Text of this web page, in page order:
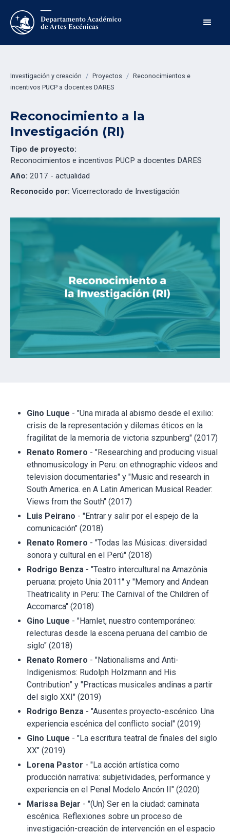
Investigación y creación / Proyectos / Reconocimientos e
incentivos PUCP a docentes DARES
Reconocimiento a la
Investigación (RI)
Tipo de proyecto:
Reconocimientos e incentivos PUCP a docentes DARES
Año: 2017 - actualidad
Reconocido por: Vicerrectorado de Investigación
Gino Luque - "Una mirada al abismo desde el exilio:
crisis de la representación y dilemas éticos en la
fragilitat de la memoria de victoria szpunberg" (2017)
Renato Romero - "Researching and producing visual
ethnomusicology in Peru: on ethnographic videos and
television documentaries" y "Music and research in
South America. en A Latin American Musical Reader:
Views from the South" (2017)
Luis Peirano - "Entrar y salir por el espejo de la
comunicación" (2018)
Renato Romero - "Todas las Músicas: diversidad
sonora y cultural en el Perú" (2018)
Rodrigo Benza - "Teatro intercultural na Amazônia
peruana: projeto Unia 2011" y "Memory and Andean
Theatricality in Peru: The Carnival of the Children of
Accomarca" (2018)
Gino Luque - "Hamlet, nuestro contemporáneo:
relecturas desde la escena peruana del cambio de
siglo" (2018)
Renato Romero - "Nationalisms and Anti-
Indigenismos: Rudolph Holzmann and His
Contribution” y "Practicas musicales andinas a partir
del siglo XXI" (2019)
Rodrigo Benza - "Ausentes proyecto-escénico. Una
experiencia escénica del conflicto social" (2019)
Gino Luque - "La escritura teatral de finales del siglo
XX" (2019)
Lorena Pastor - "La acción artística como
producción narrativa: subjetividades, performance y
experiencia en el Penal Modelo Ancón II" (2020)
Marissa Bejar - "(Un) Ser en la ciudad: caminata
escénica. Reflexiones sobre un proceso de
investigación-creación de intervención en el espacio